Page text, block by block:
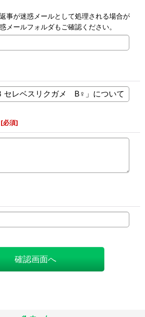
事が迷惑メールとして処理される場合が
メールフォルダもご確認ください。
[必須]
確認画面へ